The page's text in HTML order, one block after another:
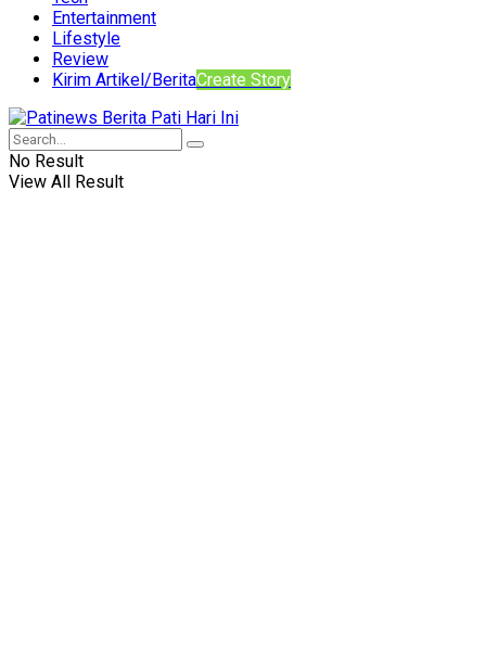
Entertainment
Lifestyle
Review
Kirim Artikel/BeritaCreate Story
No Result
View All Result